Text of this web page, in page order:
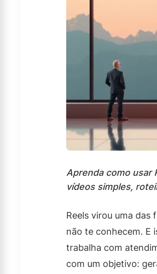
Aprenda como usar
vídeos simples,
Reels virou uma das
não te conhecem. E
trabalha com
com um objetivo: